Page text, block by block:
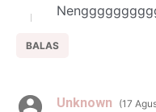
BALAS
Unknown 17